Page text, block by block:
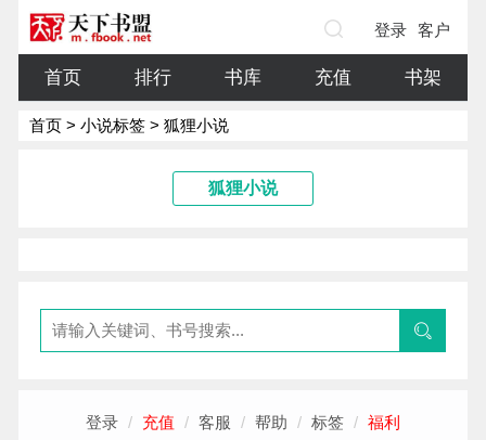
登录 客户
端
首页 排行 书库 充值 书架
首页 > 小说标签 > 狐狸小说
狐狸小说
登录 / 充值 / 客服 / 帮助 / 标签 / 福利